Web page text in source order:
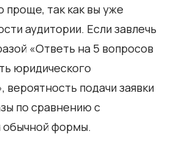
проще, так как вы уже
аудитории. Если завлечь
«Ответь на 5 вопросов
юридического
вероятность подачи заявки
по сравнению с
обычной формы.